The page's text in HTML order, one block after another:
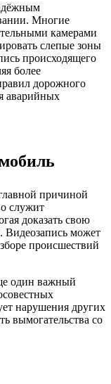
Многие
камерами
слепые зоны
происходящего
более
дорожного
аварийных
причиной
служит
доказать свою
Видеозапись может
происшествий
один важный
нарушения других
вымогательства со